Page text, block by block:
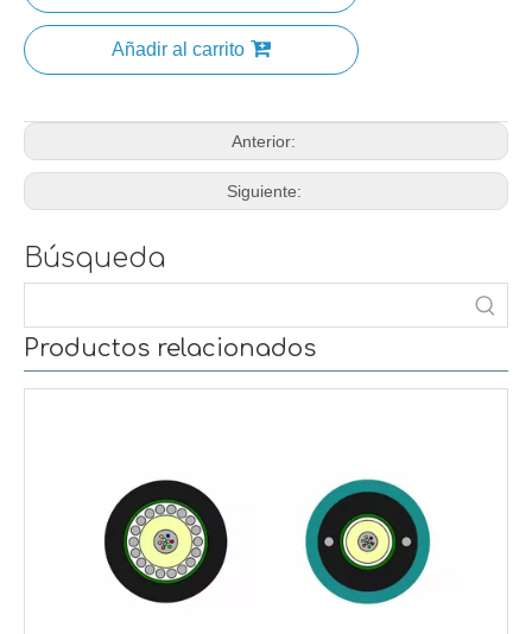
Añadir al carrito
Anterior:
Siguiente:
Búsqueda
Productos relacionados